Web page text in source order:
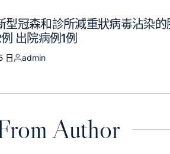
型冠森和診所減重狀病毒沾染的
出院病例1例
日
Posted
admin
Author